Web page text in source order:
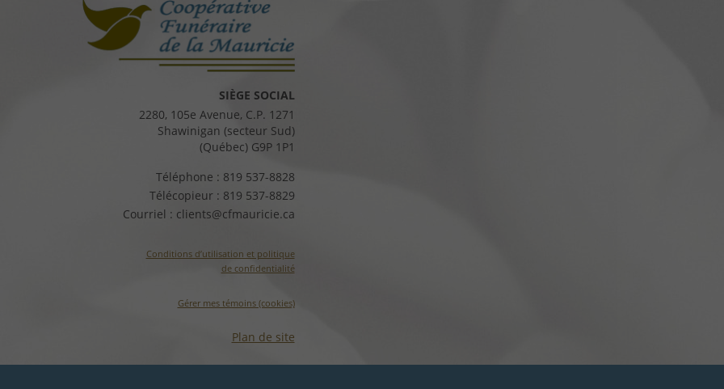
SIÈGE SOCIAL
2280, 105e Avenue, C.P. 1271
Shawinigan (secteur Sud)
(Québec) G9P 1P1
Téléphone : 819 537-8828
Télécopieur : 819 537-8829
Courriel : clients@cfmauricie.ca
Conditions d’utilisation et politique
de confidentialité
Gérer mes témoins (cookies)
Plan de site